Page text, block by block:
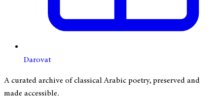
Darovat
A curated archive of classical Arabic poetry, preserved and
made accessible.